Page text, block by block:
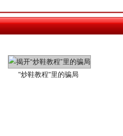
"炒鞋教程"里的骗局